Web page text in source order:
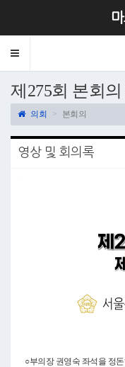
Toggle
제275회 본회
의회 본회의
영상 및 회의록
○부의장 권영숙 좌석을 정